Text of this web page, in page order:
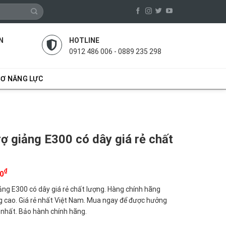
HOTLINE
0912 486 006 - 0889 235 298
NĂNG LỰC
giảng E300 có dây giá rẻ chất
₫
E300 có dây giá rẻ chất lượng. Hàng chính hãng
cao. Giá rẻ nhất Việt Nam. Mua ngay để được hưởng
Bảo hành chính hãng.